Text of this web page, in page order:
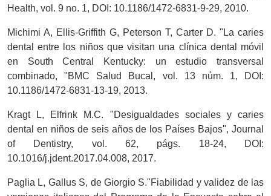
Health, vol. 9 no. 1, DOI: 10.1186/1472-6831-9-29, 2010.
Michimi A, Ellis-Griffith G, Peterson T, Carter D. "La caries
dental entre los niños que visitan una clínica dental móvil
en South Central Kentucky: un estudio transversal
combinado, "BMC Salud Bucal, vol. 13 núm. 1, DOI:
10.1186/1472-6831-13-19, 2013.
Kragt L, Elfrink M.C. "Desigualdades sociales y caries
dental en niños de seis años de los Países Bajos", Journal
of Dentistry, vol. 62, págs. 18-24, DOI:
10.1016/j.jdent.2017.04.008, 2017.
Paglia L, Gallus S, de Giorgio S."Fiabilidad y validez de las